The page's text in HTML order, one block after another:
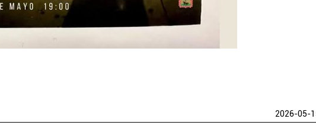
2026-05-